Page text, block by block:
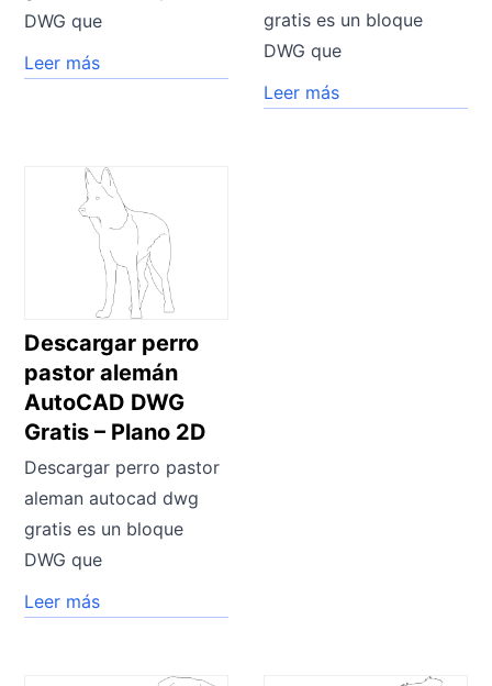
DWG que
Leer más
gratis es un bloque
DWG que
Leer más
Descargar perro
pastor alemán
AutoCAD DWG
Gratis – Plano 2D
Descargar perro pastor
aleman autocad dwg
gratis es un bloque
DWG que
Leer más